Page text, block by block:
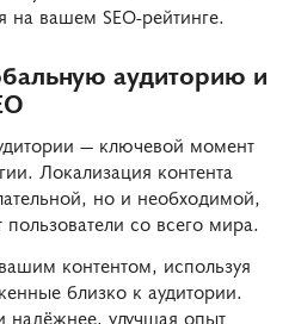
на вашем SEO-рейтинге.
аудиторию и
— ключевой момент
Локализация контента
но и необходимой,
со всего мира.
контентом, используя
близко к аудитории.
надёжнее, улучшая опыт